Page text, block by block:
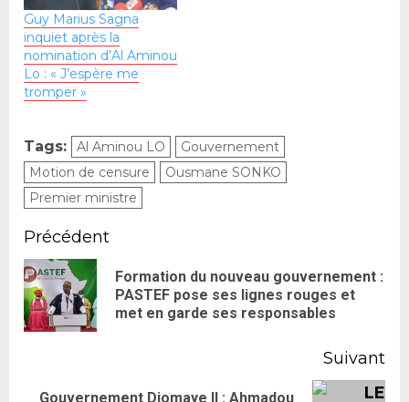
Guy Marius Sagna
inquiet après la
nomination d’Al Aminou
Lo : « J’espère me
tromper »
Tags: Al Aminou LO
Gouvernement
Motion de censure
Ousmane SONKO
Premier ministre
Précédent
Formation du nouveau gouvernement :
PASTEF pose ses lignes rouges et
met en garde ses responsables
Suivant
Gouvernement Diomaye II : Ahmadou